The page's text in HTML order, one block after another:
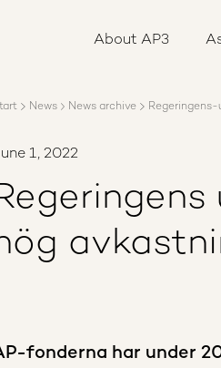
About AP3
News News archive
1, 2022
fonderna har under